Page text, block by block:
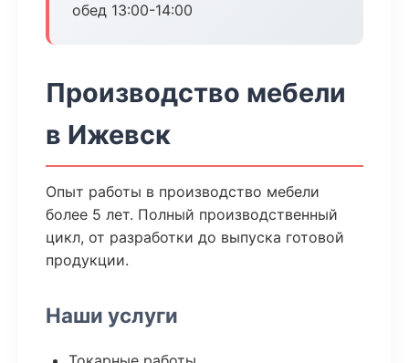
обед 13:00-14:00
Производство мебели
в Ижевск
Опыт работы в производство мебели
более 5 лет. Полный производственный
цикл, от разработки до выпуска готовой
продукции.
Наши услуги